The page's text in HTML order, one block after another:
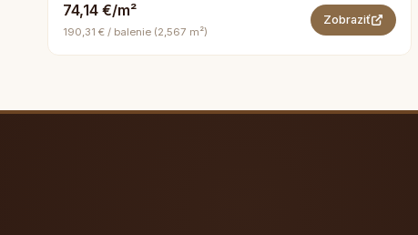
74,14 €/m²
190,31 € / balenie (2,567 m²)
Zobraziť